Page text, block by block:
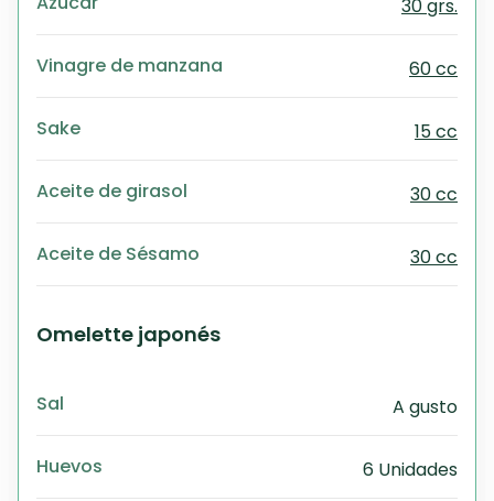
Vinagre de manzana 60 cc
Sake 15 cc
Aceite de girasol 30 cc
Aceite de Sésamo 30 cc
Omelette japonés
Sal A gusto
Huevos 6 Unidades